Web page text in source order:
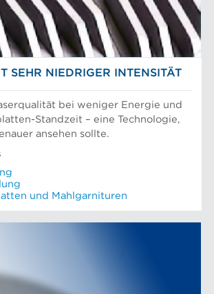
für die Industrie
SEHR NIEDRIGER INTENSITÄT
bei weniger Energie und
Standzeit – eine Technologie,
ansehen sollte.
und Mahlgarnituren